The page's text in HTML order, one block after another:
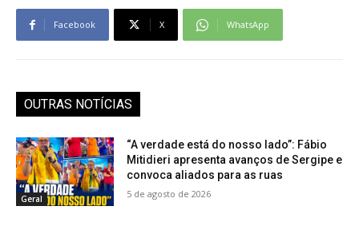
Facebook X WhatsApp
OUTRAS NOTÍCIAS
Geral
“A verdade está do nosso lado”: Fábio
Mitidieri apresenta avanços de Sergipe e
convoca aliados para as ruas
5 de agosto de 2026